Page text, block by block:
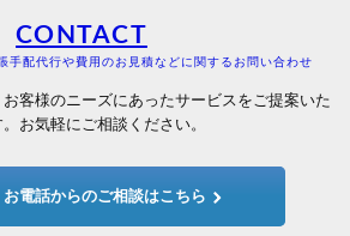
CONTACT
手配代行や費用のお見積などに関するお問い合わせ
お客様のニーズにあったサービスをご提案いた
。お気軽にご相談ください。
お電話からのご相談はこちら